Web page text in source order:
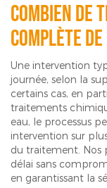
Combien de
complète
Une intervention
journée, selon la
certains cas, en
traitements
eau, le processus
intervention sur
du traitement. Nos
délai sans
en garantissant la